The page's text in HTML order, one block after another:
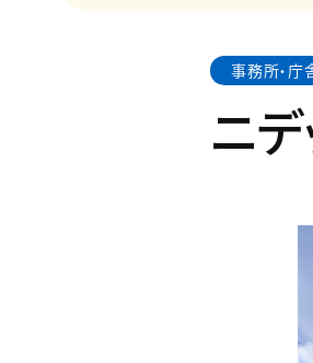
事務所・庁
ニ